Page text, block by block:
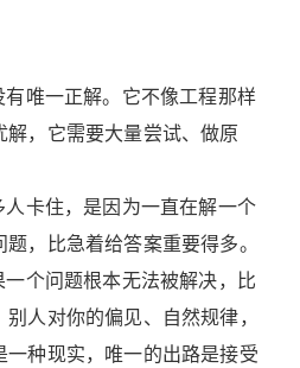
唯一正解。它不像工程那样
，它需要大量尝试、做原
卡住，是因为一直在解一个
，比急着给答案重要得多。
个问题根本无法被解决，比
人对你的偏见、自然规律，
一种现实，唯一的出路是接受